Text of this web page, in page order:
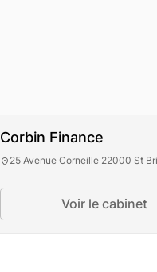
Corbin
Corbin Finance
25 Avenue Corneille 22000 St
Voir le cabinet